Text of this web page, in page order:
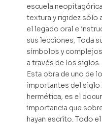
escuela
textura y rigidez sólo
el legado oral e
sus lecciones, Toda
símbolos y
a través de los siglos.
Esta obra de uno de
importantes del siglo
hermética, es el
importancia que
hayan escrito. Todo